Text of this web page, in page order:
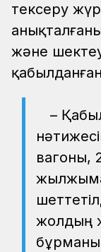
тексеру
және
–
вагоны,
жолдың